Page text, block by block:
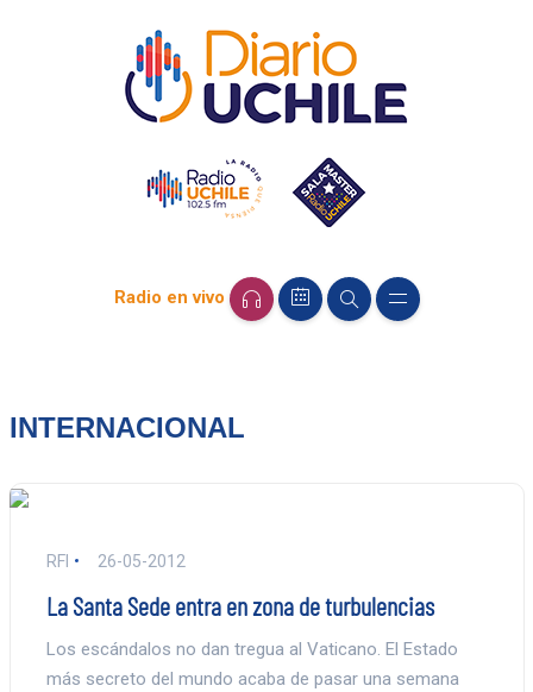
Radio en vivo
INTERNACIONAL
RFI 26-05-2012
La Santa Sede entra en zona de turbulencias
Los escándalos no dan tregua al Vaticano. El Estado
más secreto del mundo acaba de pasar una semana